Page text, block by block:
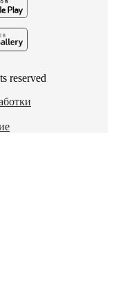
reserved